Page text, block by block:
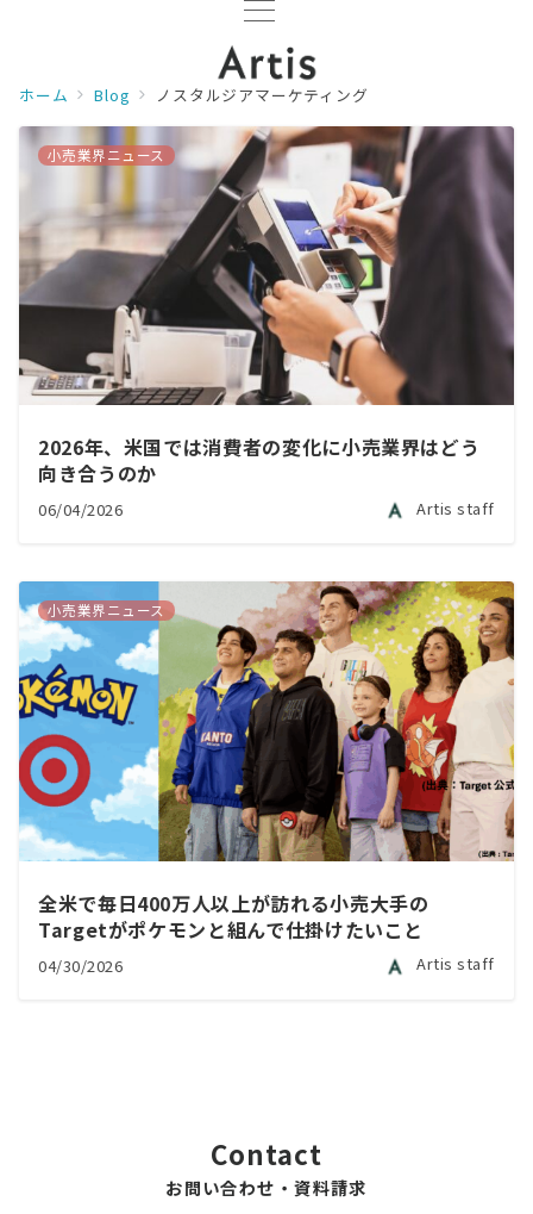
ホーム Blog ノスタルジアマーケティング
小売業界ニュース
2026年、米国では消費者の変化に小売業界はどう
向き合うのか
06/04/2026 Artis staff
小売業界ニュース
全米で毎日400万人以上が訪れる小売大手の
Targetがポケモンと組んで仕掛けたいこと
04/30/2026 Artis staff
Contact
お問い合わせ・資料請求